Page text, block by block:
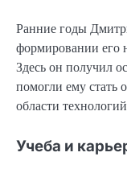
Ранние годы
формировании его
Здесь он получил
помогли ему стать
области
Учеба и